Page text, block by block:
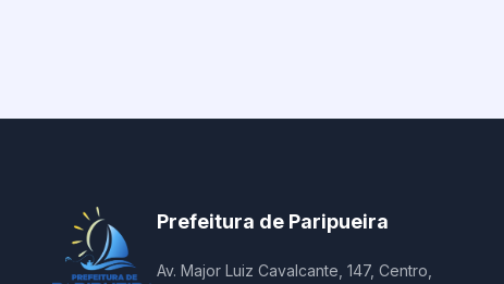
Prefeitura de Paripueira
Av. Major Luiz Cavalcante, 147, Centro,